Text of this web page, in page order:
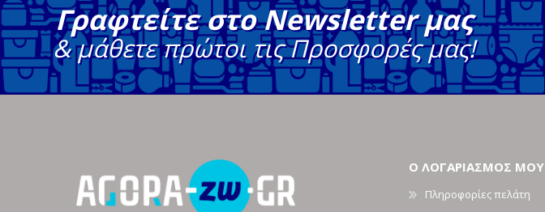
Γραφτείτε στο Newsletter μας
& μάθετε πρώτοι τις Προσφορές μας!
Ο ΛΟΓΑΡΙΑΣΜΟΣ ΜΟΥ
Πληροφορίες πελάτη